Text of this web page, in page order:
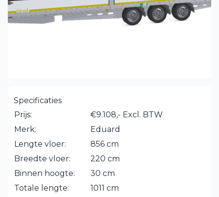
Specificaties
Prijs:
€9.108,- Excl. BTW
Merk:
Eduard
Lengte vloer:
856 cm
Breedte vloer:
220 cm
Binnen hoogte:
30 cm
Totale lengte:
1011 cm